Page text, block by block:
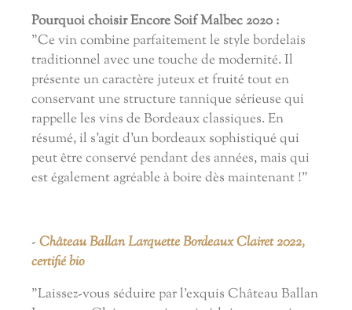
Pourquoi choisir Encore Soif Malbec 2020 :
"Ce vin combine parfaitement le style bordelais
traditionnel avec une touche de modernité. Il
présente un caractère juteux et fruité tout en
conservant une structure tannique sérieuse qui
rappelle les vins de Bordeaux classiques. En
résumé, il s'agit d'un bordeaux sophistiqué qui
peut être conservé pendant des années, mais qui
est également agréable à boire dès maintenant !"
- Château Ballan Larquette Bordeaux Clairet 2022,
certifié bio
"Laissez-vous séduire par l'exquis Château Ballan